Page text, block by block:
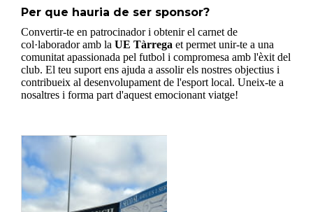
Per que hauria de ser sponsor?
Convertir-te en patrocinador i obtenir el carnet de
col·laborador amb la UE Tàrrega et permet unir-te a una
comunitat apassionada pel futbol i compromesa amb l'èxit del
club. El teu suport ens ajuda a assolir els nostres objectius i
contribueix al desenvolupament de l'esport local. Uneix-te a
nosaltres i forma part d'aquest emocionant viatge!